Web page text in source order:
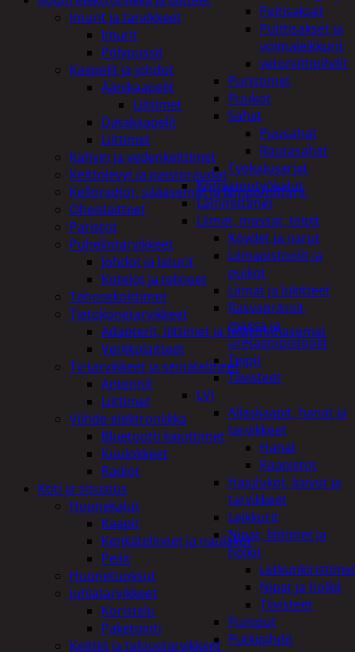
Peltisakset
Pulttisakset ja
voimaleikkurit
vetoniittipihdit
Puristimet
Puukot
Sahat
Puusahat
Rautasahat
Työkalusarjat
Korjaamotyökalut
Lämmittimet
Liimat, massat, teipit
Köydet ja narut
Liimapistoolit ja
puikot
Liimat ja lukitteet
Rasvaprässit,
massa ja
uretaanipistoolit
Teipit
Tiivisteet
LVI
Allaskaapit, hanat ja
tarvikkeet
Hanat
Kaapistot
Hajulukot, kaivot ja
tarvikkeet
Leikkurit
Nipat, liittimet ja
holkit
Nipat ja holkit
Tiivisteet
Pumput
Putkipihdit
Imurit ja tarvikkeet
Imurit
Pölypussit
Kaapelit ja johdot
Äänikaapelit
Liittimet
Datakaapelit
Liittimet
Kahvin ja vedenkeittimet
Keittolevyt ja paistoraudat
Kelloradiot, sääasemat ja lämpömittarit
Oheislaitteet
Paristot
Puhelintarvikkeet
Johdot ja laturit
Kotelot ja telineet
Tehosekoittimet
Tietokonetarvikkeet
Adapterit, liittimet ja telakointiasemat
Verkkolaitteet
Tv-tarvikkeet ja seinätelineet
Antennit
Liittimet
Viihde-elektroniikka
Bluetooth kaiuttimet
Kuulokkeet
Radiot
Koti ja sisustus
Huonekalut
Kaapit
Kenkätelineet ja naulakot
Peilit
Huonetuoksut
Juhlatarvikkeet
Koristelu
Paketointi
Keittiö ja taloustarvikkeet